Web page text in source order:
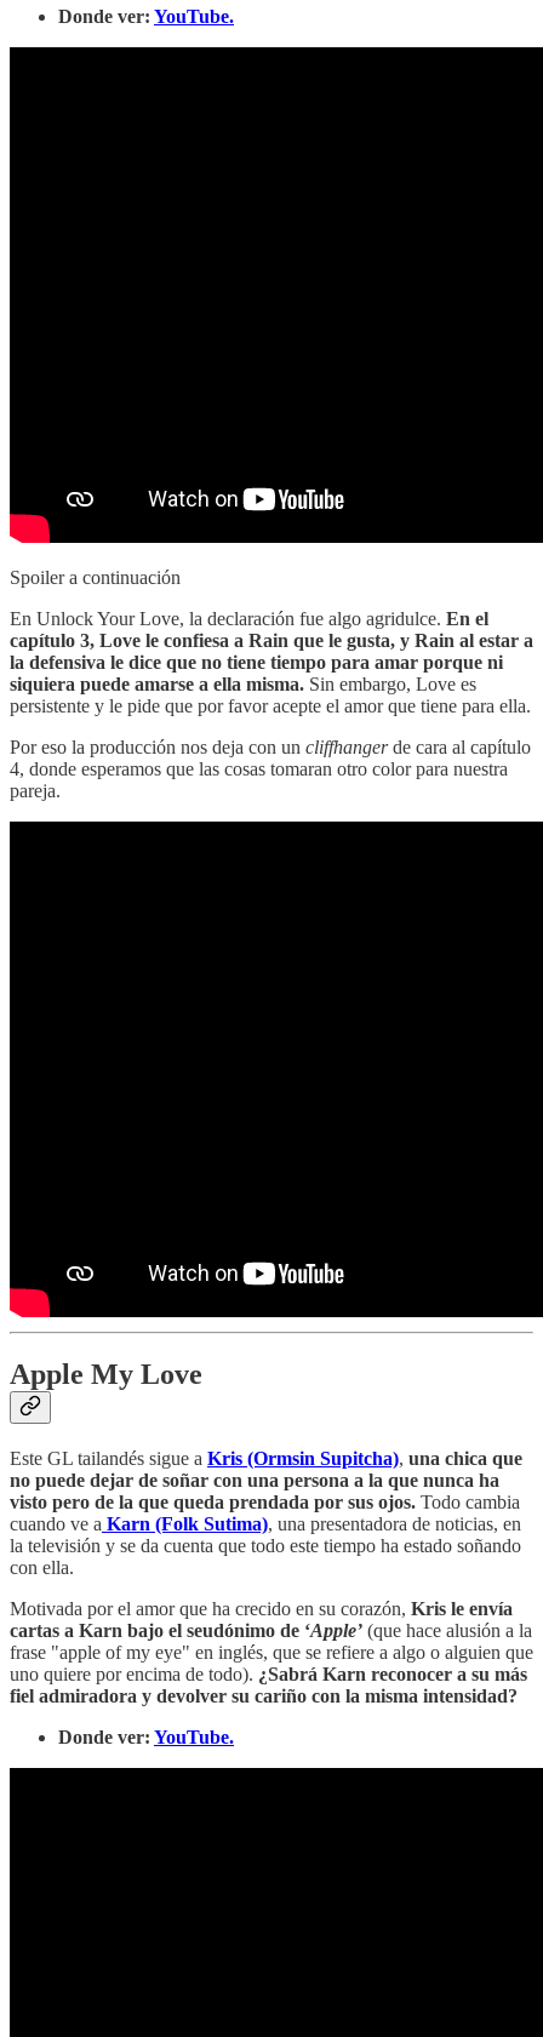
Donde ver: YouTube.
Spoiler a continuación
En Unlock Your Love, la declaración fue algo agridulce. En el
capítulo 3, Love le confiesa a Rain que le gusta, y Rain al estar a
la defensiva le dice que no tiene tiempo para amar porque ni
siquiera puede amarse a ella misma. Sin embargo, Love es
persistente y le pide que por favor acepte el amor que tiene para ella.
Por eso la producción nos deja con un cliffhangerde cara al capítulo
4, donde esperamos que las cosas tomaran otro color para nuestra
pareja.
Apple My Love
Este GL tailandés sigue a Kris (Ormsin Supitcha), una chica que
no puede dejar de soñar con una persona a la que nunca ha
visto pero de la que queda prendada por sus ojos. Todo cambia
cuando ve a Karn (Folk Sutima), una presentadora de noticias, en
la televisión y se da cuenta que todo este tiempo ha estado soñando
con ella.
Motivada por el amor que ha crecido en su corazón, Kris le envía
cartas a Karn bajo el seudónimo de ‘Apple’ (que hace alusión a la
frase "apple of my eye" en inglés, que se refiere a algo o alguien que
uno quiere por encima de todo). ¿Sabrá Karn reconocer a su más
fiel admiradora y devolver su cariño con la misma intensidad?
Donde ver: YouTube.